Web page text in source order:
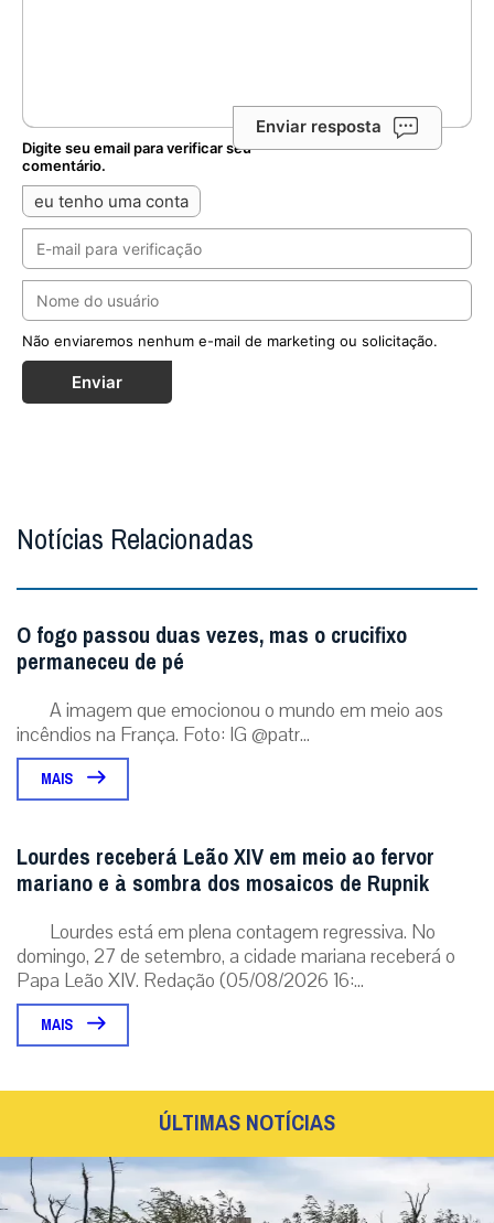
Enviar resposta
Digite seu email para verificar seu
comentário.
eu tenho uma conta
Não enviaremos nenhum e-mail de marketing ou solicitação.
Enviar
Notícias Relacionadas
O fogo passou duas vezes, mas o crucifixo
permaneceu de pé
A imagem que emocionou o mundo em meio aos
incêndios na França. Foto: IG @patr...
MAIS
Lourdes receberá Leão XIV em meio ao fervor
mariano e à sombra dos mosaicos de Rupnik
Lourdes está em plena contagem regressiva. No
domingo, 27 de setembro, a cidade mariana receberá o
Papa Leão XIV. Redação (05/08/2026 16:...
MAIS
ÚLTIMAS NOTÍCIAS